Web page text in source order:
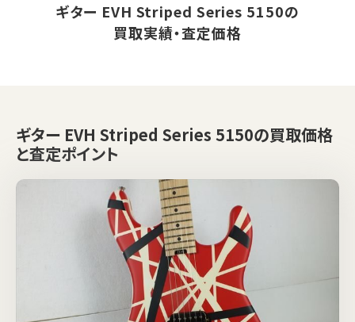
ギター EVH Striped Series 5150の
買取実績・査定価格
ギター EVH Striped Series 5150の買取価格
と査定ポイント